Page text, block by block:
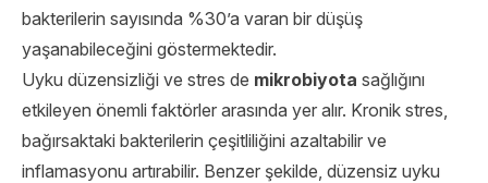
bakterilerin sayısında %30’a varan bir düşüş
yaşanabileceğini göstermektedir.
Uyku düzensizliği ve stres de mikrobiyota sağlığını
etkileyen önemli faktörler arasında yer alır. Kronik stres,
bağırsaktaki bakterilerin çeşitliliğini azaltabilir ve
inflamasyonu artırabilir. Benzer şekilde, düzensiz uyku